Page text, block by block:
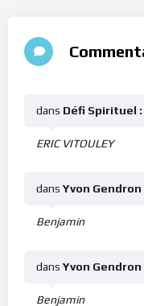
ERIC VITOULEY
dans Défi Spirituel
Benjamin
dans Yvon Gendron
Benjamin
dans Yvon Gendron